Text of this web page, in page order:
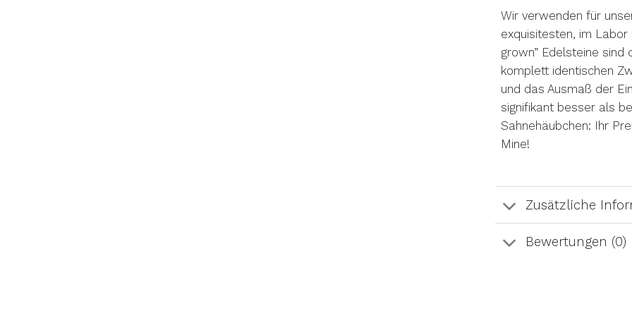
Wir verwenden für
exquisitesten, im
grown” Edelsteine sind
komplett identischen
und das Ausmaß der
signifikant besser als
Sahnehäubchen: Ihr
Mine!
Zusätzliche
Bewertungen (0)